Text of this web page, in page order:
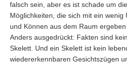
falsch sein, aber es ist schade um
Möglichkeiten, die sich mit ein wenig
und Können aus dem Raum
Anders ausgedrückt: Fakten sind
Skelett. Und ein Skelett ist kein
wiedererkennbaren Gesichtszügen